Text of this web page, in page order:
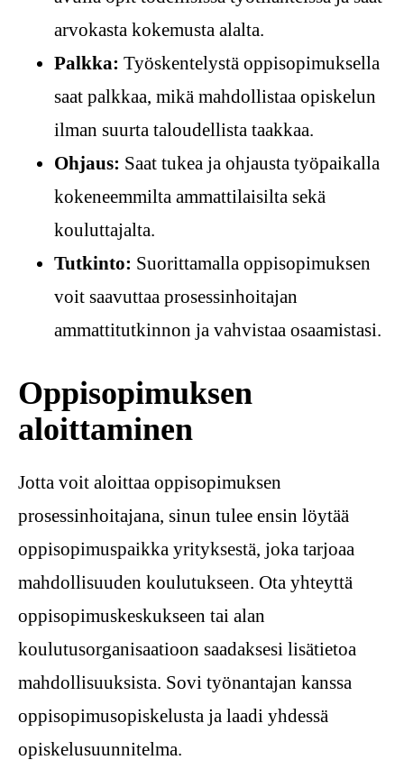
arvokasta kokemusta alalta.
Palkka: Työskentelystä oppisopimuksella
saat palkkaa, mikä mahdollistaa opiskelun
ilman suurta taloudellista taakkaa.
Ohjaus: Saat tukea ja ohjausta työpaikalla
kokeneemmilta ammattilaisilta sekä
kouluttajalta.
Tutkinto: Suorittamalla oppisopimuksen
voit saavuttaa prosessinhoitajan
ammattitutkinnon ja vahvistaa osaamistasi.
Oppisopimuksen
aloittaminen
Jotta voit aloittaa oppisopimuksen
prosessinhoitajana, sinun tulee ensin löytää
oppisopimuspaikka yrityksestä, joka tarjoaa
mahdollisuuden koulutukseen. Ota yhteyttä
oppisopimuskeskukseen tai alan
koulutusorganisaatioon saadaksesi lisätietoa
mahdollisuuksista. Sovi työnantajan kanssa
oppisopimusopiskelusta ja laadi yhdessä
opiskelusuunnitelma.